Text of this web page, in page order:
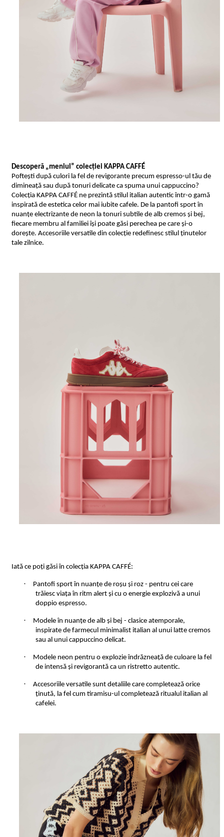
Descoperă „meniul” colecției KAPPA CAFFÉ
Poftești după culori la fel de revigorante precum espresso-ul tău de
dimineață sau după tonuri delicate ca spuma unui cappuccino?
Colecția KAPPA CAFFÉ ne prezintă stilul italian autentic într-o gamă
inspirată de estetica celor mai iubite cafele. De la pantofi sport în
nuanțe electrizante de neon la tonuri subtile de alb cremos și bej,
fiecare membru al familiei își poate găsi perechea pe care și-o
dorește. Accesoriile versatile din colecție redefinesc stilul ținutelor
tale zilnice.
Iată ce poți găsi în colecțiaKAPPA CAFFÉ:
·
Pantofi sport în nuanțe de roșu și roz - pentru cei care
trăiesc viața în ritm alert și cu o energie explozivă a unui
doppio espresso.
·
Modele în nuanțe de alb și bej - clasice atemporale,
inspirate de farmecul minimalist italian al unui latte cremos
sau al unui cappuccino delicat.
·
Modele neon pentru o explozie îndrăzneață de culoare la fel
de intensă și revigorantă ca un ristretto autentic.
·
Accesoriile versatile sunt detaliile care completează orice
ținută, la fel cum tiramisu-ul completează ritualul italian al
cafelei.